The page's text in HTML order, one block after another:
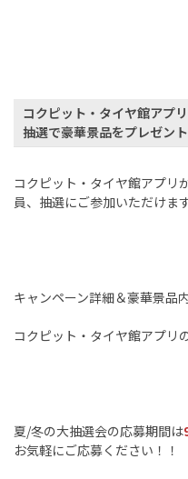
コクピット・タイヤ館アプ
抽選で豪華景品をプレゼント
コクピット・タイヤ館アプリ
員、抽選にご参加いただけま
キャンペーン詳細＆豪華景品
コクピット・タイヤ館アプリ
夏/冬の大抽選会の応募期間は
お気軽にご応募ください！！